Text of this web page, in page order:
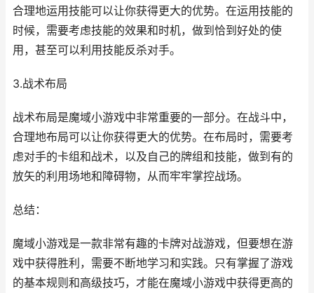
合理地运用技能可以让你获得更大的优势。在运用技能的
时候，需要考虑技能的效果和时机，做到恰到好处的使
用，甚至可以利用技能反杀对手。
3.战术布局
战术布局是魔域小游戏中非常重要的一部分。在战斗中，
合理地布局可以让你获得更大的优势。在布局时，需要考
虑对手的卡组和战术，以及自己的牌组和技能，做到有的
放矢的利用场地和障碍物，从而牢牢掌控战场。
总结：
魔域小游戏是一款非常有趣的卡牌对战游戏，但要想在游
戏中获得胜利，需要不断地学习和实践。只有掌握了游戏
的基本规则和高级技巧，才能在魔域小游戏中获得更高的